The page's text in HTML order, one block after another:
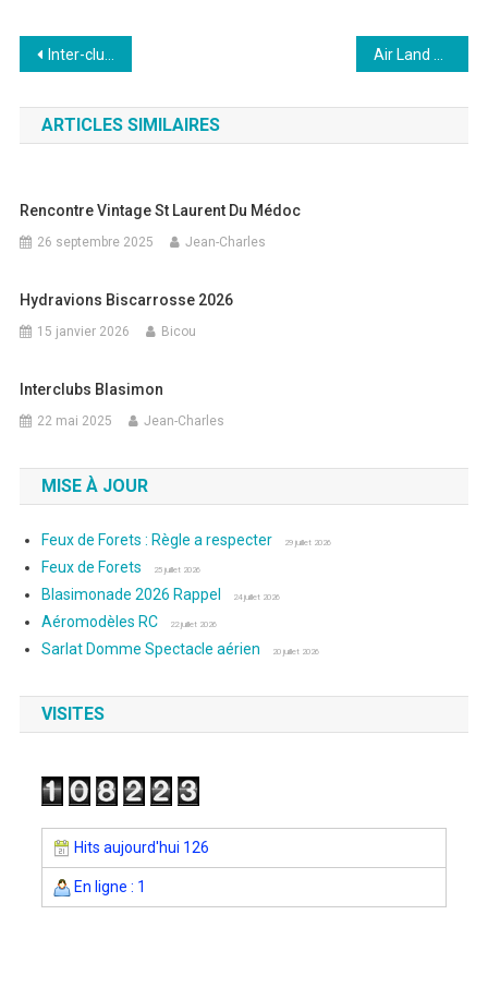
Navigation
de
l’article
Inter-club à la Madeleine
ARTICLES SIMILAIRES
Rencontre Vintage St Laurent Du Médoc
26 septembre 2025 Jean-Charles
Hydravions Biscarrosse 2026
15 janvier 2026 Bicou
Interclubs Blasimon
22 mai 2025 Jean-Charles
MISE À JOUR
Feux de Forets : Règle a respecter 29 juillet 2026
Feux de Forets 25 juillet 2026
Blasimonade 2026 Rappel 24 juillet 2026
Aéromodèles RC 22 juillet 2026
Sarlat Domme Spectacle aérien 20 juillet 2026
VISITES
Hits aujourd'hui 126
En ligne : 1